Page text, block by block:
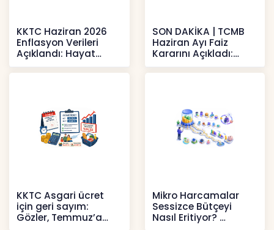
KKTC Haziran 2026
Enflasyon Verileri
Açıklandı: Hayat
Pahalılığı Yükselişini
Sür
SON DAKİKA | TCMB
Haziran Ayı Faiz
Kararını Açıkladı:
Politika Faizi Yüzde
37’de
KKTC Asgari ücret
için geri sayım:
Gözler, Temmuz’a
Mikro Harcamalar
Sessizce Bütçeyi
Nasıl Eritiyor?